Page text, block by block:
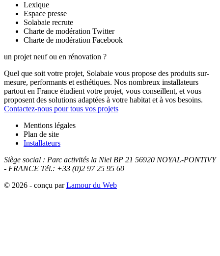
Lexique
Espace presse
Solabaie recrute
Charte de modération Twitter
Charte de modération Facebook
un projet neuf ou en rénovation ?
Quel que soit votre projet, Solabaie vous propose des produits sur-
mesure, performants et esthétiques. Nos nombreux installateurs
partout en France étudient votre projet, vous conseillent, et vous
proposent des solutions adaptées à votre habitat et à vos besoins.
Contactez-nous pour tous vos projets
Mentions légales
Plan de site
Installateurs
Siège social : Parc activités la Niel BP 21 56920 NOYAL-PONTIVY
- FRANCE Tél.: +33 (0)2 97 25 95 60
© 2026 - conçu parLamour du Web